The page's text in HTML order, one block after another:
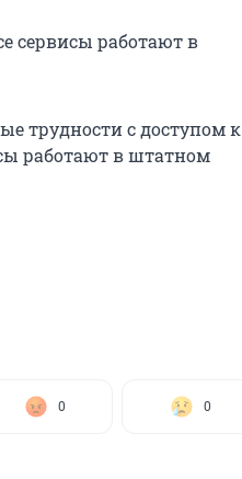
сервисы работают в
трудности с доступом к
работают в штатном
0 0